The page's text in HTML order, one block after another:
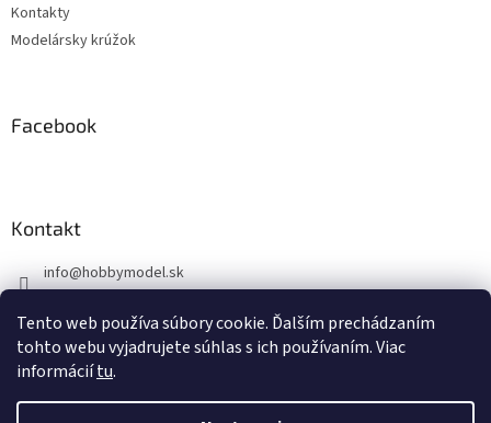
Tento web používa súbory cookie. Ďalším prechádzaním
tohto webu vyjadrujete súhlas s ich používaním. Viac
informáciítu.
Kontakty
Modelársky krúžok
Facebook
Kontakt
info@hobbymodel.sk
https://www.facebook.com/skhobbymodel